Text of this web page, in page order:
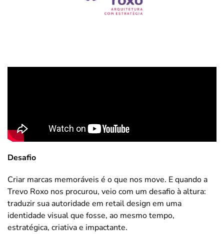
Desafio
Criar marcas memoráveis é o que nos move. E quando a
Trevo Roxo nos procurou, veio com um desafio à altura:
traduzir sua autoridade em retail design em uma
identidade visual que fosse, ao mesmo tempo,
estratégica, criativa e impactante.